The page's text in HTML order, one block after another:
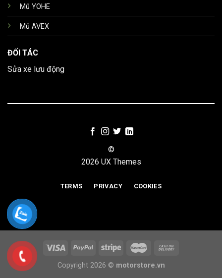
Mũ YOHE
Mũ AVEX
ĐỐI TÁC
Sửa xe lưu động
©
2026 UX Themes
TERMS PRIVACY COOKIES
Copyright 2026 © motorstore.vn